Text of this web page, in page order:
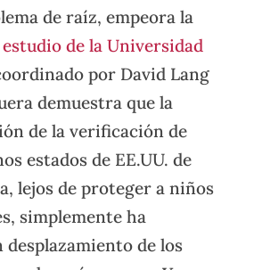
de raíz, empeora la
de la Universidad
por David Lang
demuestra que la
de la verificación de
estados de EE.UU. de
lejos de proteger a niños
simplemente ha
desplazamiento de los